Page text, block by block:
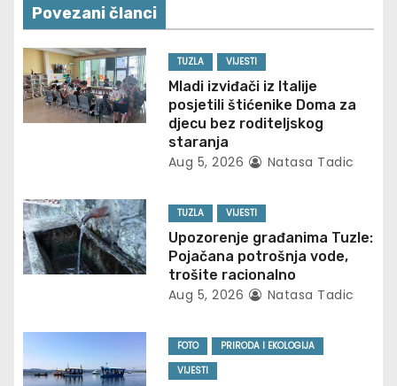
n
a
v
i
a
t
i
n
Povezani članci
TUZLA VIJESTI
Mladi izviđači iz Italije
posjetili štićenike Doma za
djecu bez roditeljskog
staranja
Aug 5, 2026 Natasa Tadic
TUZLA VIJESTI
Upozorenje građanima Tuzle:
Pojačana potrošnja vode,
trošite racionalno
Aug 5, 2026 Natasa Tadic
FOTO
PRIRODA I EKOLOGIJA
VIJESTI